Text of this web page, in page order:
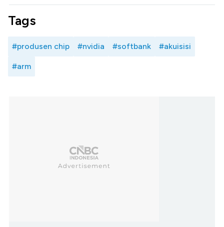
Tags
#produsen chip #nvidia #softbank #akuisisi
#arm